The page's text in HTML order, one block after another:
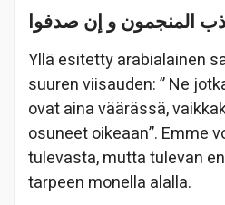
المنجمون و إن صدفوا
Yllä esitetty arabialainen
suuren viisauden: ” Ne
ovat aina väärässä,
osuneet oikeaan”. Emme
tulevasta, mutta tulevan
tarpeen monella alalla.